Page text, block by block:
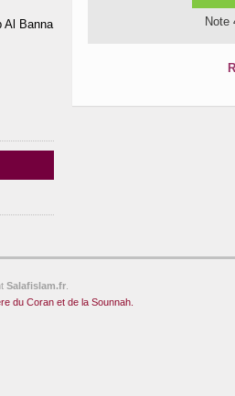
Note
Al Banna
Salafislam.fr
du Coran et de la Sounnah.